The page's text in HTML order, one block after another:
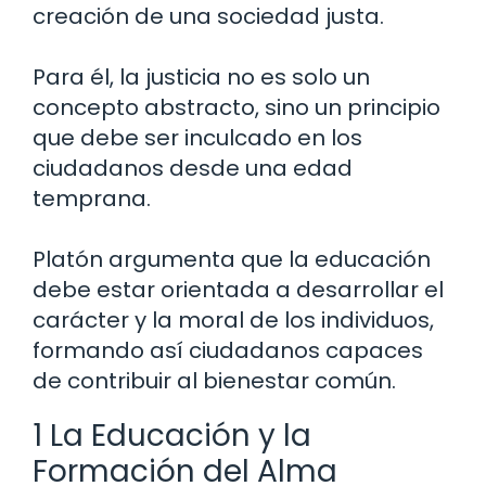
creación de una sociedad justa.
Para él, la justicia no es solo un
concepto abstracto, sino un principio
que debe ser inculcado en los
ciudadanos desde una edad
temprana.
Platón argumenta que la educación
debe estar orientada a desarrollar el
carácter y la moral de los individuos,
formando así ciudadanos capaces
de contribuir al bienestar común.
1 La Educación y la
Formación del Alma